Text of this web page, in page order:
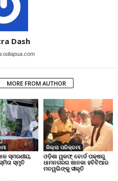
Dash
MORE FROM AUTHOR
ସ୍ମରଣୀୟ,
ସ୍ମୃତି
ଜିଲ୍ଲା ପରିକ୍ରମା
ଓଡ଼ିଶା ୱକଫ୍ ବୋର୍ଡ ପକ୍ଷରୁ
ଧାମନଗରର ଖାନକା ହବିବିଆର
ମତୱଲିଙ୍କୁ ସୀକୃତି